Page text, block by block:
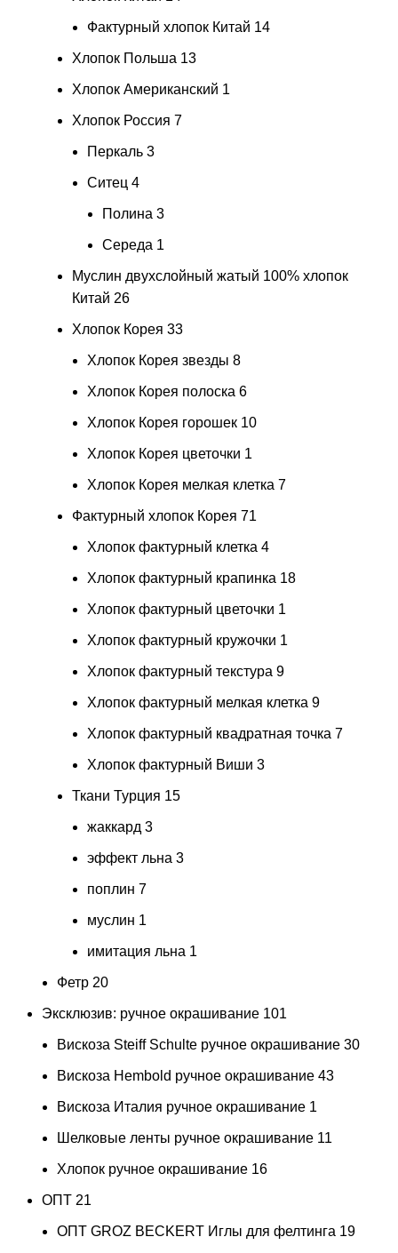
Фактурный хлопок Китай 14
Хлопок Польша 13
Хлопок Американский 1
Хлопок Россия 7
Перкаль 3
Ситец 4
Полина 3
Середа 1
Муслин двухслойный жатый 100% хлопок
Китай 26
Хлопок Корея 33
Хлопок Корея звезды 8
Хлопок Корея полоска 6
Хлопок Корея горошек 10
Хлопок Корея цветочки 1
Хлопок Корея мелкая клетка 7
Фактурный хлопок Корея 71
Хлопок фактурный клетка 4
Хлопок фактурный крапинка 18
Хлопок фактурный цветочки 1
Хлопок фактурный кружочки 1
Хлопок фактурный текстура 9
Хлопок фактурный мелкая клетка 9
Хлопок фактурный квадратная точка 7
Хлопок фактурный Виши 3
Ткани Турция 15
жаккард 3
эффект льна 3
поплин 7
муслин 1
имитация льна 1
Фетр 20
Эксклюзив: ручное окрашивание 101
Вискоза Steiff Schulte ручное окрашивание 30
Вискоза Hembold ручное окрашивание 43
Вискоза Италия ручное окрашивание 1
Шелковые ленты ручное окрашивание 11
Хлопок ручное окрашивание 16
ОПТ 21
ОПТ GROZ BECKERT Иглы для фелтинга 19